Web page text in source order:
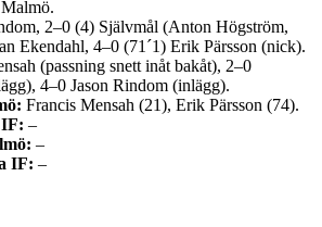
2–0 (4) Självmål (Anton Högström,
Ekendahl, 4–0 (71´1) Erik Pärsson (nick).
(passning snett inåt bakåt), 2–0
4–0 Jason Rindom (inlägg).
Francis Mensah (21), Erik Pärsson (74).
–
–
IF: –